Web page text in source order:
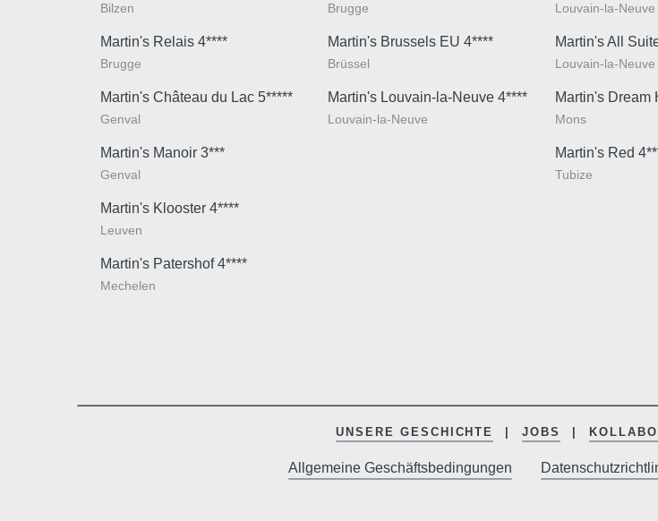
Bilzen
Martin's Relais 4****
Brugge
Martin's Château du Lac 5*****
Genval
Martin's Manoir 3***
Genval
Martin's Klooster 4****
Leuven
Martin's Patershof 4****
Mechelen
Brugge
Martin's Brussels EU 4****
Brüssel
Martin's Louvain-la-Neuve 4****
Louvain-la-Neuve
Louvain-la-Neuve
Martin's All
Louvain-la-Neuve
Martin's Dream
Mons
Martin's Red
Tubize
UNSERE GESCHICHTE JOBS
Allgemeine Geschäftsbedingungen